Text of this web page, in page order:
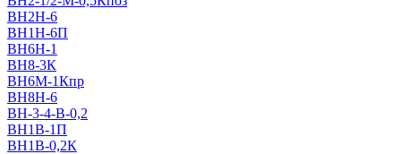
ВН2Н-6
ВН1Н-6П
ВН6Н-1
ВН8-3К
ВН6M-1Кпр
ВН8Н-6
ВН-3-4-В-0,2
ВН1В-1П
ВН1В-0,2К